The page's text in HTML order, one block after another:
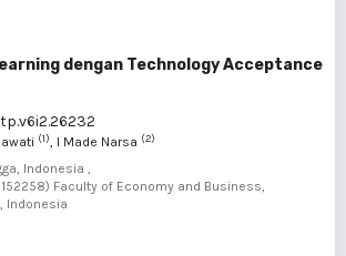
dengan Technology Acceptance
(1), I Made Narsa (2)
Indonesia ,
Faculty of Economy and Business,
Indonesia